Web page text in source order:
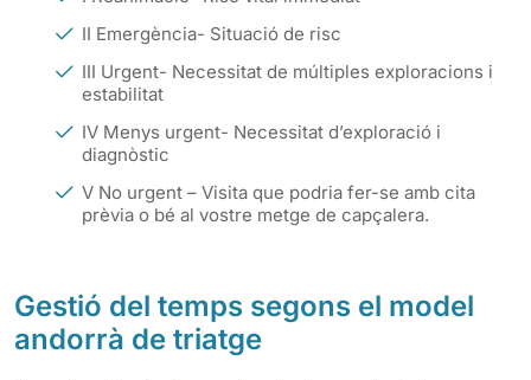
II Emergència- Situació de risc
III Urgent- Necessitat de múltiples exploracions i
estabilitat
IV Menys urgent- Necessitat d’exploració i
diagnòstic
V No urgent – Visita que podria fer-se amb cita
prèvia o bé al vostre metge de capçalera.
Gestió del temps segons el model
andorrà de triatge